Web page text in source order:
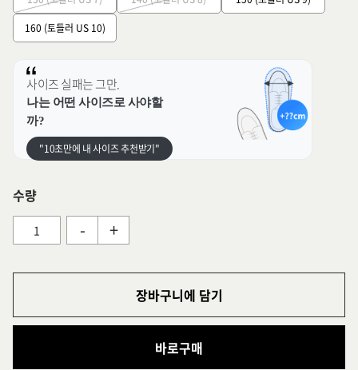
160 (토들러 US 10)
사이즈 실패는 그만.
나는 어떤 사이즈로 사야할
까?
"10초만에 내 사이즈 추천받기"
수량
- +
장바구니에 담기
바로구매